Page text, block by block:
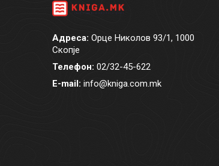
Адреса: Орце Николов 93/1, 1000
Скопје
Телефон: 02/32-45-622
E-mail: info@kniga.com.mk